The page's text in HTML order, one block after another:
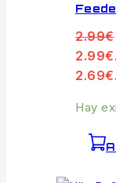
2.99€
2.99€.
2.69€.
Hay